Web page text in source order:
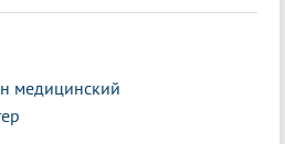
медицинский